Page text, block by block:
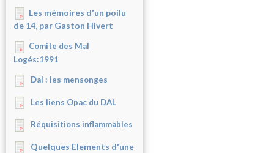
Les mémoires d'un poilu
de 14, par Gaston Hivert
Comite des Mal
Logés:1991
Dal : les mensonges
Les liens Opac du DAL
Réquisitions inflammables
Quelques Elements d'une